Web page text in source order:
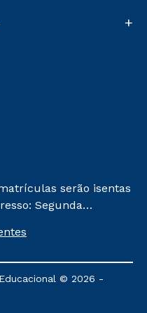
+
serão isentas
Segunda
será de R$
cursos: Ensino
e Metodologia
Atuais.
© 2026 -